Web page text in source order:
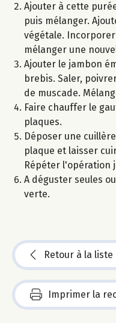
Ajouter à cette
puis mélanger.
végétale.
mélanger une
Ajouter le jambon
brebis. Saler,
de muscade.
Faire chauffer le
plaques.
Déposer une
plaque et laisser
Répéter l'opération
A déguster seules
verte.
Retour à la liste
Imprimer la